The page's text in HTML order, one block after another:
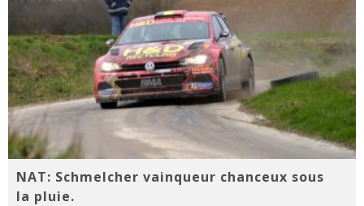
NAT: Schmelcher vainqueur chanceux sous
la pluie.